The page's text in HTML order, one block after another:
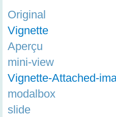
Original
Vignette
Aperçu
mini-view
Vignette-Attached-
modalbox
slide